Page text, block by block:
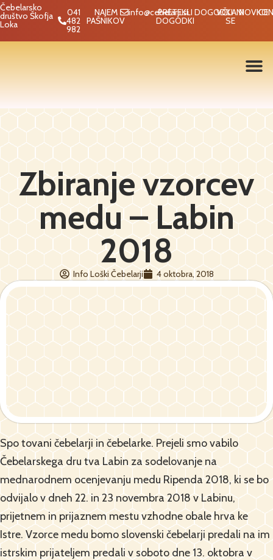
Čebelarsko
društvo Škofja
Loka
041
482
982
NAJEM
PAŠNIKOV
info@cebelarji.si
PRETEKLI
DOGODKI
DOGODKI
VČLANI
SE
NOVICE
Zbiranje vzorcev
medu – Labin
2018
Info Loški Čebelarji 4 oktobra, 2018
Spo tovani čebelarji in čebelarke. Prejeli smo vabilo
Čebelarskega dru tva Labin za sodelovanje na
mednarodnem ocenjevanju medu Ripenda 2018, ki se bo
odvijalo v dneh 22. in 23 novembra 2018 v Labinu,
prijetnem in prijaznem mestu vzhodne obale hrva ke
Istre. Vzorce medu bomo slovenski čebelarji predali na im
istrskim prijateljem predali v soboto dne 13. oktobra v